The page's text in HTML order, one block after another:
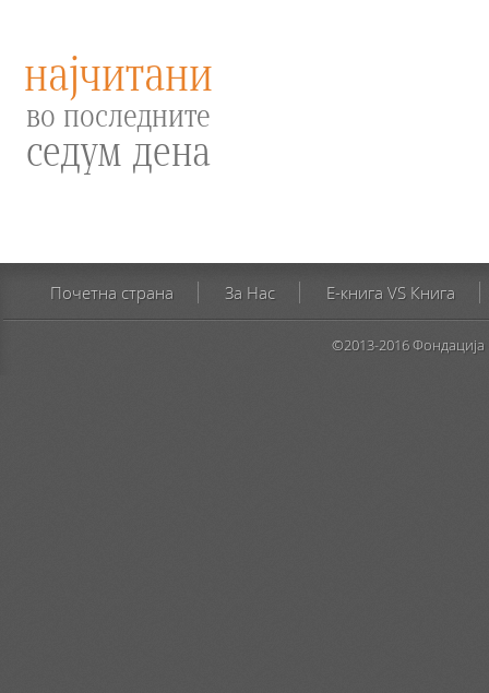
најчитани
во последните
седум дена
Почетна страна За Нас E-книга VS Книга
©2013-2016